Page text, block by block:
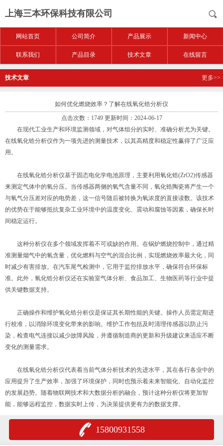
上海三本环保科技有限公司
网站首页 公司简介 产品展示 新闻中心
联系我们 产品目录 技术文章 在线留言
技术文章 更多>>
如何优化燃烧效率？了解在线氧化锆分析仪
点击次数：1749 更新时间：2024-06-17
在现代工业生产和环境监测领域，对气体组分的实时、准确分析尤为关键。
在线氧化锆分析仪作为一项先进的测量技术，以其高精度和稳定性赢得了广泛应
用。
在线氧化锆分析仪基于固态电化学电池原理，主要利用氧化锆(ZrO2)传感器
来测定气体中的氧分压。当传感器两侧的氧气含量不同，氧化锆陶瓷将产生一个
与氧气分压差对应的电势差，这一信号随后被转换为氧浓度的直接读数。该技术
的优势在于能够抵抗复杂工业环境中的温度变化、震动和腐蚀等因素，确保长时
间稳定运行。
这种分析仪在多个领域发挥着不可或缺的作用。在锅炉燃烧控制中，通过精
准测量烟气中的氧含量，优化燃料与空气的混合比例，实现燃烧效率最大化，同
时减少有害排放。在汽车尾气检测中，它用于监控排放水平，确保符合环保标
准。此外，氧化锆分析仪还在实验室气体分析、食品加工、生物医药等行业中提
供关键数据支持。
正确操作和维护氧化锆分析仪是保证其长期性能的关键。操作人员需定期进
行校准，以消除环境变化带来的影响。维护工作包括及时清理传感器以防止污
染，检查电气连接以减少故障风险，并遵循制造商的更新和升级建议来适应不断
变化的测量需求。
在线氧化锆分析仪代表着当前气体分析技术的先进水平，其在各行各业中的
应用提升了生产效率，加强了环境保护，同时也预示着未来智能化、自动化监控
的发展趋势。随着物联网技术和大数据分析的融合，预计这种分析仪将更加智
能，能够远程监控，数据实时上传，为决策提供更有力的数据支撑。
15800931558